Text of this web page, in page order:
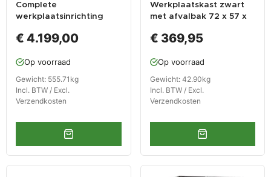
Complete
werkplaatsinrichting
hardhouten blad,
laden, 379,5 x 200 cm
€ 4.199,00
Op voorraad
Gewicht: 555.71kg
Incl. BTW / Excl.
Verzendkosten
Werkplaatskast zwart
met afvalbak 72 x 57 x
€ 369,95
Op voorraad
Gewicht: 42.90kg
Incl. BTW / Excl.
Verzendkosten